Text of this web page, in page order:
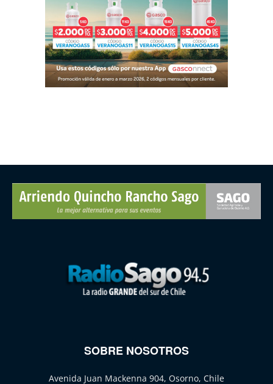
SOBRE NOSOTROS
Avenida Juan Mackenna 904, Osorno, Chile